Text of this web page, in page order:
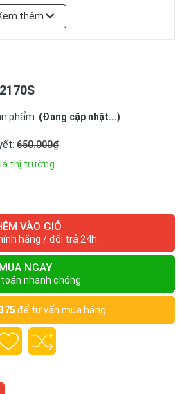
tràn ra ngoài, an toàn hơn khi sử
khi người dùng không có thời
thêm
phẩm: (Đang cập nhật...)
650.000₫
thị trường
VÀO GIỎ
hãng / đổi trả 24h
MUA NGAY
nhanh chóng
để tư vấn mua hàng